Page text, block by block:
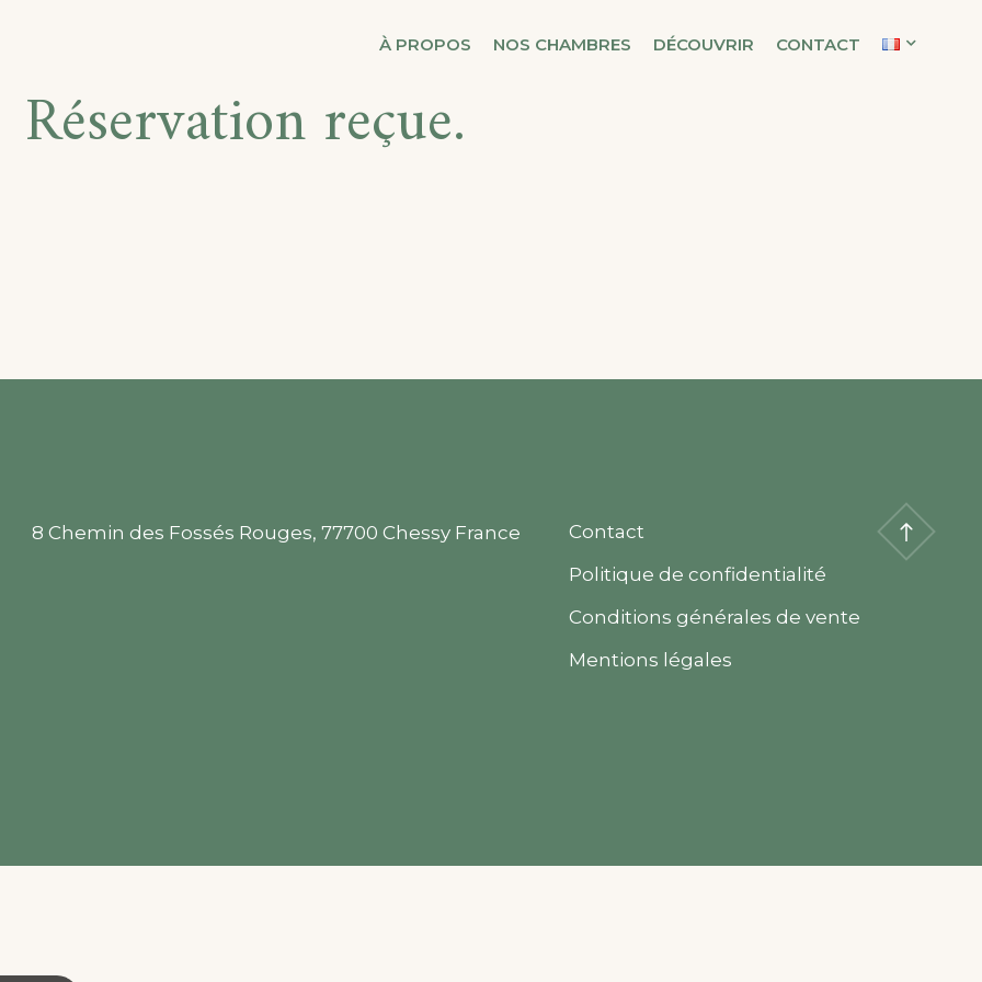
À PROPOS NOS CHAMBRES DÉCOUVRIR CONTACT
Réservation reçue.
8 Chemin des Fossés Rouges, 77700 Chessy France
Contact
Politique de confidentialité
Conditions générales de vente
Mentions légales